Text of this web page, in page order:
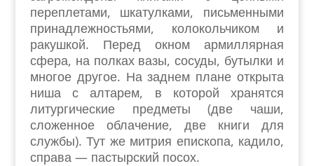
переплетами, шкатулками, письменными
принадлежностьями, колокольчиком и
ракушкой. Перед окном армиллярная
сфера, на полках вазы, сосуды, бутылки и
многое другое. На заднем плане открыта
ниша с алтарем, в которой хранятся
литургические предметы (две чаши,
сложенное облачение, две книги для
службы). Тут же митрия епископа, кадило,
справа — пастырский посох.